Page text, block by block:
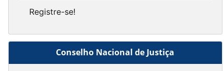
Registre-se!
Conselho Nacional de Justiça